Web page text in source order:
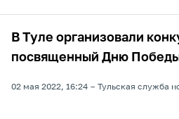
В Туле организовали
посвященный Дню
02 мая 2022, 16:24 Тульская служба